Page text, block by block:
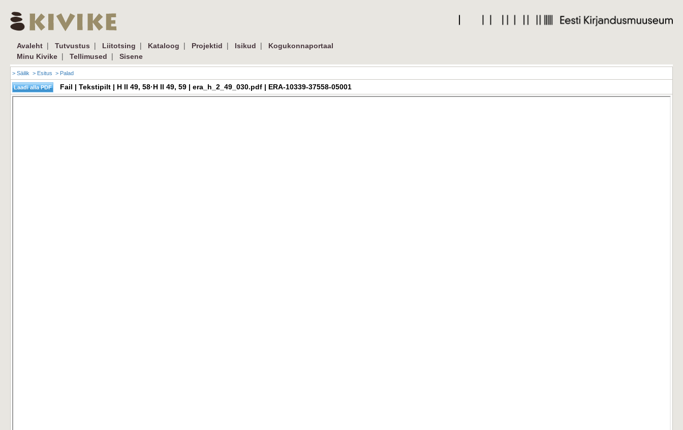
Avaleht | Tutvustus | Liitotsing | Kataloog | Projektid | Isikud |
Kogukonnaportaal
Minu Kivike | Tellimused | Sisene
> Säilik > Esitus > Palad
Fail | Tekstipilt | H II 49, 58·H II 49, 59 | era_h_2_49_030.pdf | ERA-10339-37558-05001